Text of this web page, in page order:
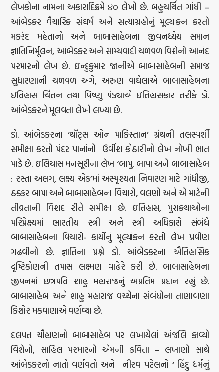
લેખકોના નામના અકારાદિક્રમે ૪૦ લેખો છે. બહુચર્ચિત ગાંધી –
આંબેડકર વૈચારિક સંઘર્ષ અને સત્યાગ્રહોનું મૂલ્યાંકન કરતો
મકરંદ મહેતાનો અને બાબાસાહેબના જીવનધ્યેય સમાન
જ્ઞાતિનિર્મૂલન, આંબેડકર અને સામ્યવાદી ચળવળ વિશેનો આનંદ
પરમારનો લેખ છે. ઇન્દુકુમાર જાનીએ બાબાસાહેબની સમાજ
સુધારણાની ચળવળ અંગે, અરુણ વાઘેલાએ બાબાસાહેબના
ઇતિહાસ ચિંતન તથા વિષ્ણુ પંડ્યાએ ઇતિહાસકાર તરીકે ડો.
આંબેડકરને મૂલવતા લેખો લખ્યા છે.
ડો. આંબેડકરના ‘થૉટ્સ ઓન પાકિસ્તાન’ ગ્રંથની તલસ્પર્શી
સમીક્ષા કરતો પંદર પાનાંનો ઉર્વીશ કોઠારીનો લેખ નોખી ભાત
પાડે છે. ઇલિયાસ મનસૂરીના લેખ ‘બાપુ, બાપા અને બાબાસાહેબ
: રસ્તા અલગ, લક્ષ્ય એક’માં અસ્પૃશ્યતા નિવારણ માટે ગાંધીજી,
ઠક્કર બાપા અને બાબાસાહેબના વિચારો, વલણો અને એ માટેની
તીવ્રતાની વિશદ રીતે સમીક્ષા છે. ઇતિહાસ, પુરાકથાઓના
પરિપ્રેક્ષ્યમાં ભારતીય સ્ત્રી અને સ્ત્રી અધિકારો સંબંધે
બાબાસાહેબના વિચારો- કાર્યોનું મૂલ્યાંકન કરતો લેખ પ્રવીણ
ગઢવીનો છે. જ્ઞાતિના પ્રશ્ને ડો. આંબેડકરના ઐતિહાસિક
દૃષ્ટિકોણની તપાસ લક્ષ્મણ વાઢેરે કરી છે. બાબાસાહેબના
જીવનમાં છત્રપતિ શાહુ મહારાજનું અપ્રતિમ પ્રદાન રહ્યું છે.
બાબાસાહેબ અને શાહુ મહારાજ વચ્ચેના સંબંધોના તાણાવાણા
કિશોર મકવાણાએ વર્ણવ્યા છે.
દલપત ચૌહાણનો બાબાસાહેબ પર લખાયેલાં અંજલિ કાવ્યો
વિશેનો, સાહિલ પરમારનો એમની કવિતા – લખાણો સાથે
આંબેડકરનો નાતો વર્ણવતો અને નીરવ પટેલનો ‘ હિંદુ ધર્મનું